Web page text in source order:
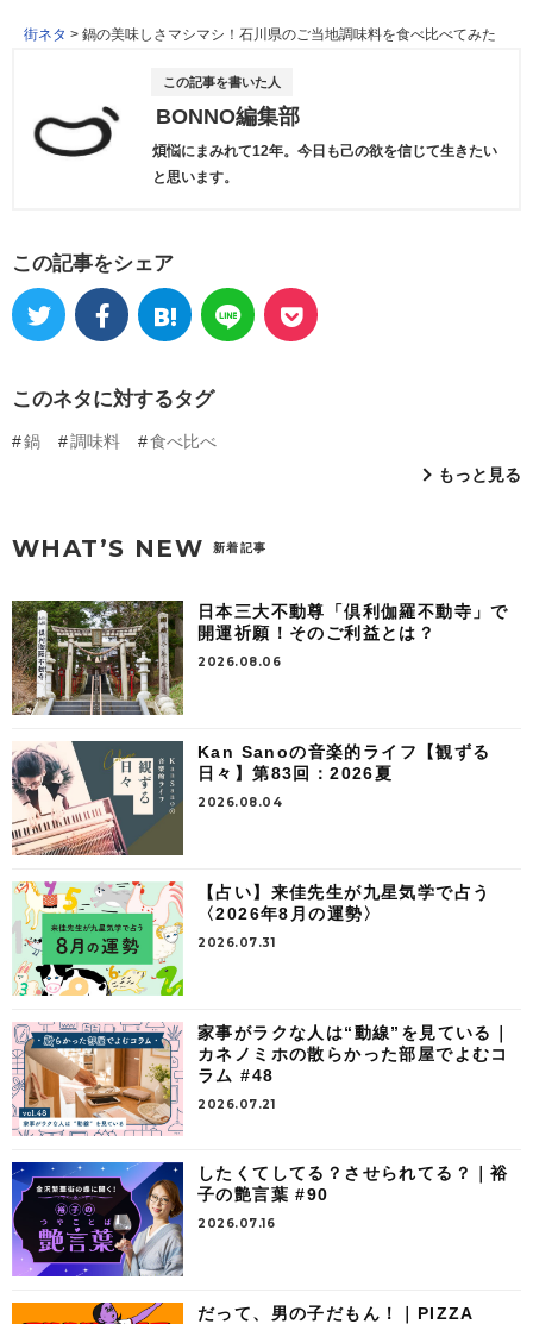
街ネタ > 鍋の美味しさマシマシ！石川県のご当地調味料を食べ比べてみた
この記事を書いた人
BONNO編集部
煩悩にまみれて12年。今日も己の欲を信じて生きたい
と思います。
この記事をシェア
このネタに対するタグ
鍋 調味料
食べ比べ
もっと見る
WHAT’S NEW 新着記事
日本三大不動尊「倶利伽羅不動寺」で
開運祈願！そのご利益とは？
2026.08.06
Kan Sanoの音楽的ライフ【観ずる
日々】第83回：2026夏
2026.08.04
【占い】来佳先生が九星気学で占う
〈2026年8月の運勢〉
2026.07.31
家事がラクな人は“動線”を見ている｜
カネノミホの散らかった部屋でよむコ
ラム #48
2026.07.21
したくてしてる？させられてる？｜裕
子の艶言葉 #90
2026.07.16
だって、男の子だもん！｜PIZZA